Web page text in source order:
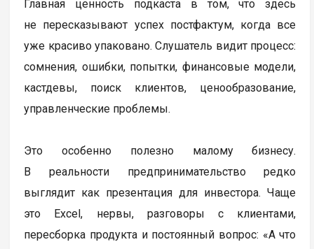
Главная ценность подкаста в том, что здесь
не пересказывают успех постфактум, когда все
уже красиво упаковано. Слушатель видит процесс:
сомнения, ошибки, попытки, финансовые модели,
кастдевы, поиск клиентов, ценообразование,
управленческие проблемы.
Это особенно полезно малому бизнесу.
В реальности предпринимательство редко
выглядит как презентация для инвестора. Чаще
это Excel, нервы, разговоры с клиентами,
пересборка продукта и постоянный вопрос: «А что